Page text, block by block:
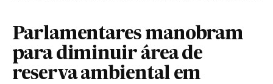
Parlamentares manobram
para diminuir área de
reserva ambiental em